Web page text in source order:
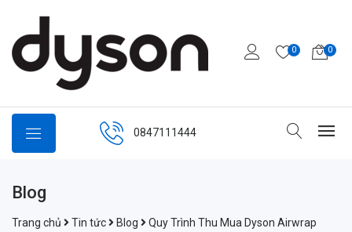
0 0
0847111444
Blog
Trang chủ Tin tức Blog
Quy Trình Thu Mua Dyson Airwrap